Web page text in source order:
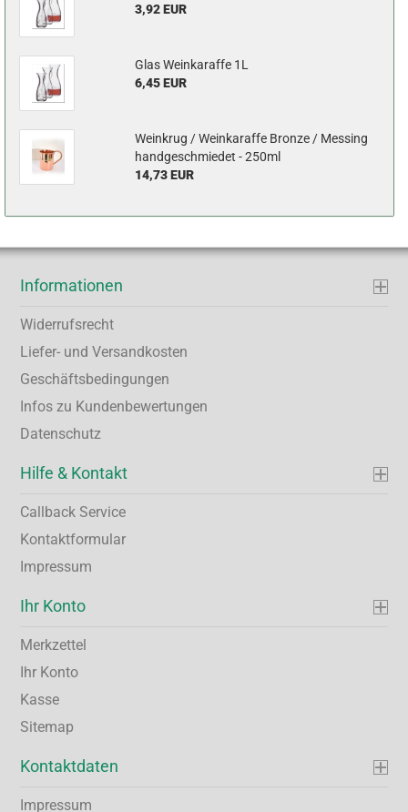
3,92 EUR
Glas Weinkaraffe 1L
6,45 EUR
Weinkrug / Weinkaraffe Bronze / Messing
handgeschmiedet - 250ml
14,73 EUR
Informationen
Widerrufsrecht
Liefer- und Versandkosten
Geschäftsbedingungen
Infos zu Kundenbewertungen
Datenschutz
Hilfe & Kontakt
Callback Service
Kontaktformular
Impressum
Ihr Konto
Merkzettel
Ihr Konto
Kasse
Sitemap
Kontaktdaten
Impressum